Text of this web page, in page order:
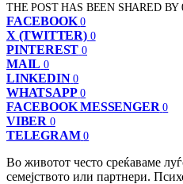
THE POST HAS BEEN SHARED BY
FACEBOOK 0
X (TWITTER) 0
PINTEREST 0
MAIL 0
LINKEDIN 0
WHATSAPP 0
FACEBOOK MESSENGER 0
VIBER 0
TELEGRAM 0
Во животот често среќаваме
семејството или партнери.